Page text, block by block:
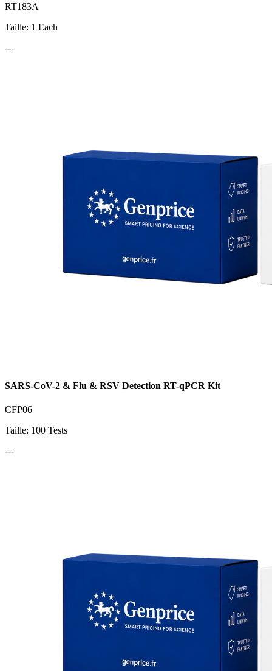
RT183A
Taille: 1 Each
---
SARS-CoV-2 & Flu & RSV Detection RT-qPCR Kit
CFP06
Taille: 100 Tests
---